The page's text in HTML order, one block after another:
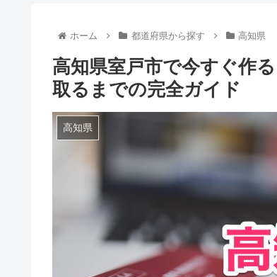
ホーム 都道府県から探す 高知県
高知県室戸市で今すぐ作
取るまでの完全ガイド
高知県